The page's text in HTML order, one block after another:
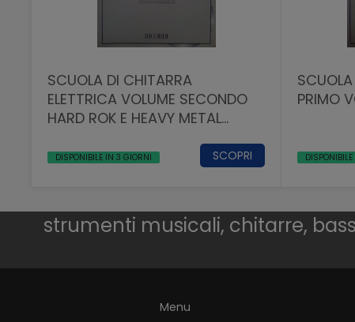
SCUOLA DI CHITARRA
ELETTRICA VOLUME SECONDO
HARD ROK E HEAVY METAL
DISPONIBILE IN 3 GIORNI SCOPRI
PRIMO
strumenti musicali, chitarre,
Menu